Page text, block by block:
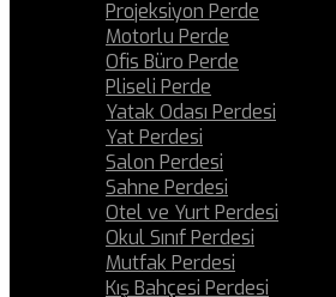
Projeksiyon Perde
Motorlu Perde
Ofis Büro Perde
Pliseli Perde
Yatak Odası Perdesi
Yat Perdesi
Salon Perdesi
Sahne Perdesi
Otel ve Yurt Perdesi
Okul Sınıf Perdesi
Mutfak Perdesi
Kış Bahçesi Perdesi